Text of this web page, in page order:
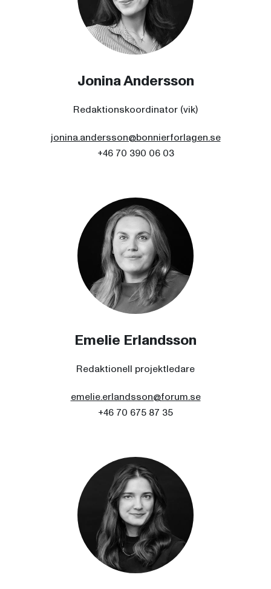
Jonina Andersson
Redaktionskoordinator (vik)
jonina.andersson@bonnierforlagen.se
+46 70 390 06 03
Emelie Erlandsson
Redaktionell projektledare
emelie.erlandsson@forum.se
+46 70 675 87 35